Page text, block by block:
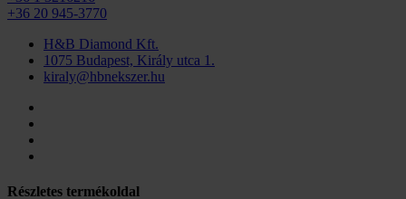
+36 20 945-3770
H&B Diamond Kft.
1075 Budapest, Király utca 1.
kiraly@hbnekszer.hu
Részletes termékoldal